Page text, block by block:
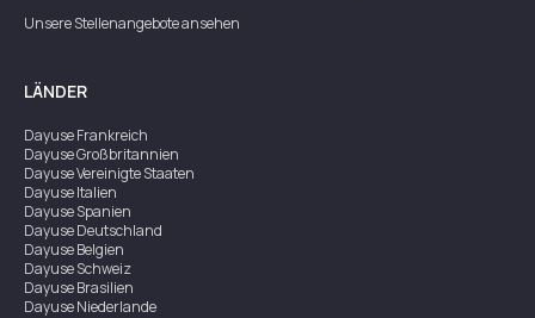
Unsere Stellenangebote ansehen
LÄNDER
DayuseFrankreich
DayuseGroßbritannien
DayuseVereinigte Staaten
DayuseItalien
DayuseSpanien
DayuseDeutschland
DayuseBelgien
DayuseSchweiz
DayuseBrasilien
DayuseNiederlande